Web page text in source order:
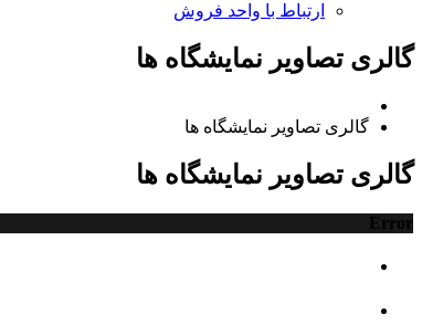
ارتباط با واحد فروش
گالری تصاویر نمایشگاه ها
گالری تصاویر نمایشگاه ها
گالری تصاویر نمایشگاه ها
Error